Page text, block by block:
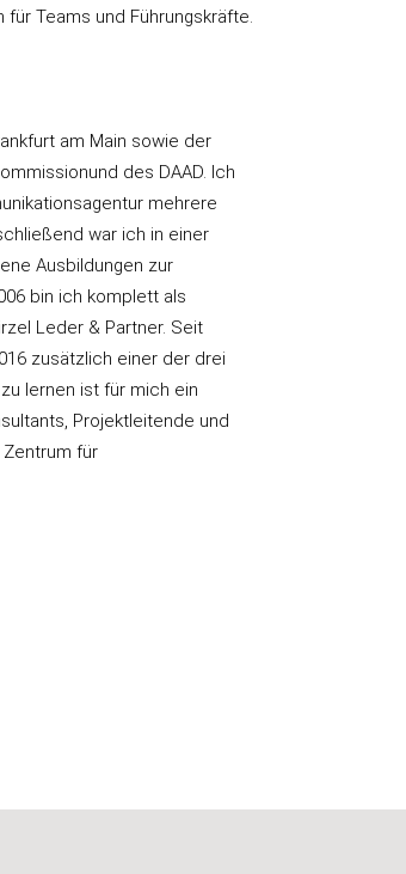
Teams und Führungskräfte.
am Main sowie der
des DAAD. Ich
mehrere
war ich in einer
Ausbildungen zur
bin ich komplett als
Leder & Partner. Seit
zusätzlich einer der drei
lernen ist für mich ein
Projektleitende und
für